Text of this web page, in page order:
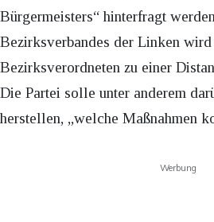
Bürgermeisters“ hinterfragt
Bezirksverbandes der Linken
Bezirksverordneten zu einer
Die Partei solle unter anderem
herstellen, „welche Maßnahmen
Werbung